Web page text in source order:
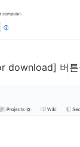
download] 버